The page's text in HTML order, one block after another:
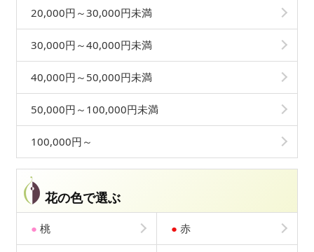
20,000円～30,000円未満
30,000円～40,000円未満
40,000円～50,000円未満
50,000円～100,000円未満
100,000円～
花の色で選ぶ
● 桃 ● 赤